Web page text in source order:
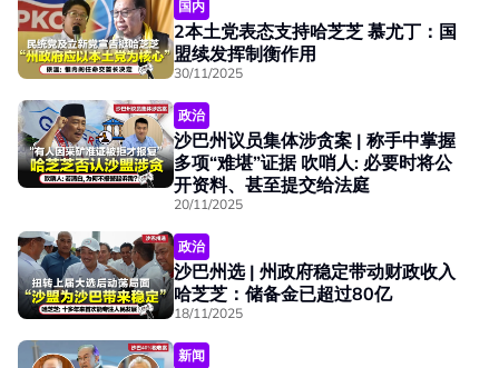
国内
2本土党表态支持哈芝芝 慕尤丁：国
盟续发挥制衡作用
30/11/2025
政治
沙巴州议员集体涉贪案 | 称手中掌握
多项“难堪”证据 吹哨人: 必要时将公
开资料、甚至提交给法庭
20/11/2025
政治
沙巴州选 | 州政府稳定带动财政收入
哈芝芝：储备金已超过80亿
18/11/2025
新闻